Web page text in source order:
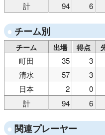
計
94 6
チーム別
チーム 出場 得点
町田 35 3
清水
57 3
日本
2 0
計
94 6
関連プレーヤー